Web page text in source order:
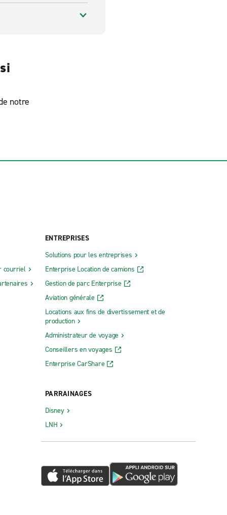
notre
courriel
ENTREPRISES
Solutions pour les entreprises
Enterprise Location de camions
Gestion de parc Enterprise
Aviation générale
Locations aux fins de divertissement et de
production
Administrateur de voyage
Conseillers en voyages
Enterprise CarShare
PARRAINAGES
Disney
LNH